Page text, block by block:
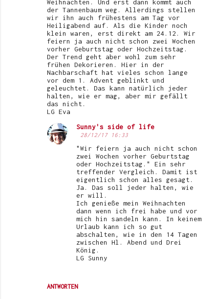
Weihnachten. Und erst dann kommt auch
der Tannenbaum weg. Allerdings stellen
wir ihn auch frühestens am Tag vor
Heiligabend auf. Als die Kinder noch
klein waren, erst direkt am 24.12. Wir
feiern ja auch nicht schon zwei Wochen
vorher Geburtstag oder Hochzeitstag.
Der Trend geht aber wohl zum sehr
frühen Dekorieren. Hier in der
Nachbarschaft hat vieles schon lange
vor dem 1. Advent geblinkt und
geleuchtet. Das kann natürlich jeder
halten, wie er mag, aber mir gefällt
das nicht.
LG Eva
ANTWORTEN
Sunny's side of life
28/12/17 16:33
"Wir feiern ja auch nicht schon
zwei Wochen vorher Geburtstag
oder Hochzeitstag." Ein sehr
treffender Vergleich. Damit ist
eigentlich schon alles gesagt.
Ja. Das soll jeder halten, wie
er will.
Ich genieße mein Weihnachten
dann wenn ich frei habe und vor
mich hin sandeln kann. In keinem
Urlaub kann ich so gut
abschalten, wie in den 14 Tagen
zwischen Hl. Abend und Drei
König.
LG Sunny